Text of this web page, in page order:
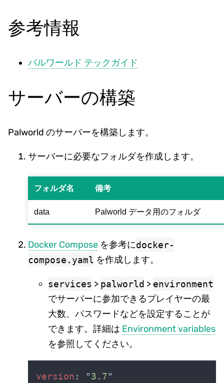
参考情報
パルワールド テックガイド
サーバーの構築
Palworld のサーバーを構築します。
サーバーに必要なフォルダを作成します。
フォルダ名 備考
data Palworld データ用のフォルダ
Docker Compose を参考にdocker-
compose.yaml を作成します。
services > palworld > environment
でサーバーに参加できるプレイヤーの最
大数、パスワードなどを設定することが
できます。詳細は Environment variables
を参照してください。
version : "3.7